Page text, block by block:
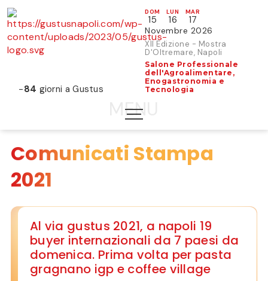
DOM
15
LUN
16
MAR
17
Novembre 2026
XII Edizione - Mostra
D'Oltremare, Napoli
Salone Professionale
dell'Agroalimentare,
Enogastronomia e
Tecnologia
-84 giorni a Gustus
Comunicati Stampa
2021
Al via gustus 2021, a napoli 19
buyer internazionali da 7 paesi da
domenica. Prima volta per pasta
gragnano igp e coffee village